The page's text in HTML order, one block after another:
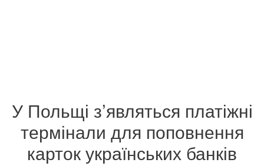
У Польщі з’являться платіжні
термінали для поповнення
карток українських банків